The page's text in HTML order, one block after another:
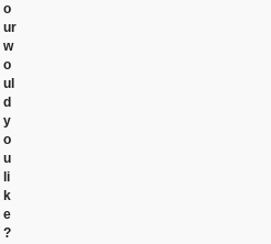
o
ur
w
o
ul
d
y
o
u
li
k
e
?